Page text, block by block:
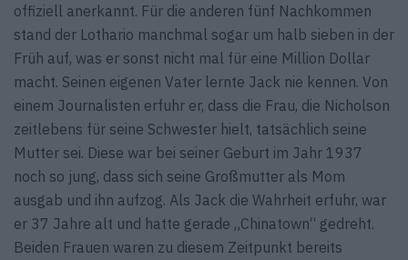
offiziell anerkannt. Für die anderen fünf Nachkommen
stand der Lothario manchmal sogar um halb sieben in der
Früh auf, was er sonst nicht mal für eine Million Dollar
macht. Seinen eigenen Vater lernte Jack nie kennen. Von
einem Journalisten erfuhr er, dass die Frau, die Nicholson
zeitlebens für seine Schwester hielt, tatsächlich seine
Mutter sei. Diese war bei seiner Geburt im Jahr 1937
noch so jung, dass sich seine Großmutter als Mom
ausgab und ihn aufzog. Als Jack die Wahrheit erfuhr, war
er 37 Jahre alt und hatte gerade „Chinatown“ gedreht.
Beiden Frauen waren zu diesem Zeitpunkt bereits